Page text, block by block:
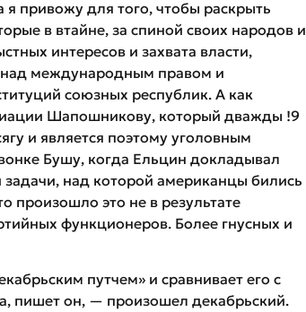
привожу для того, чтобы раскрыть
в втайне, за спиной своих народов и
интересов и захвата власти,
международным правом и
союзных республик. А как
Шапошникову, который дважды !9
и является поэтому уголовным
Бушу, когда Ельцин докладывал
над которой американцы бились
произошло это не в результате
функционеров. Более гнусных и
путчем» и сравнивает его с
пишет он, — произошел декабрьский.